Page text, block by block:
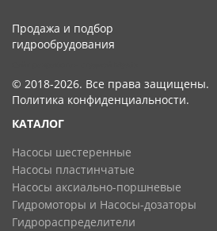
Продажа и подбор
гидрообрудования
© 2018-2026. Все права защищены.
Политика конфиденциальности.
КАТАЛОГ
Насосы шестеренные
Насосы пластинчатые
Насосы аксиально-поршневые
Гидромоторы и Насосы-дозаторы
Гидрораспределители